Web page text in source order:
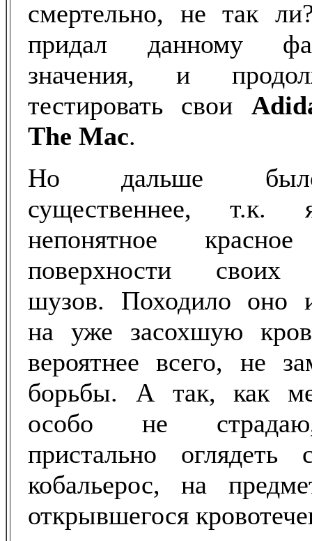
смертельно, не так
придал данному
значения, и
тестировать свои
The Mac.
Но дальше
существеннее, т.к.
непонятное
поверхности своих
шузов. Походило оно
на уже засохшую
вероятнее всего, не
борьбы. А так, как
особо не
пристально
кобальерос, на
открывшегося